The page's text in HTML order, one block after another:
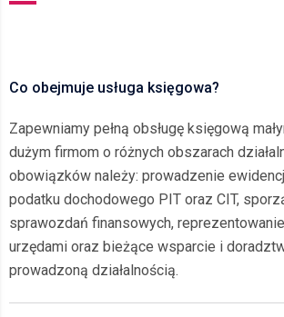
Co obejmuje usługa księgowa?
Zapewniamy pełną obsługę księgową
dużym firmom o różnych obszarach
obowiązków należy: prowadzenie
podatku dochodowego PIT oraz CIT,
sprawozdań finansowych,
urzędami oraz bieżące wsparcie i
prowadzoną działalnością.